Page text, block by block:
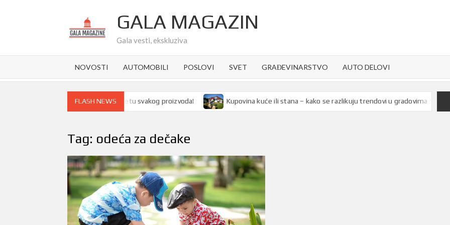
GALA MAGAZIN
Gala vesti, ekskluziva
NOVOSTI AUTOMOBILI POSLOVI SVET GRAĐEVINARSTVO AUTO DELOVI
FLASH NEWS
ambalaže pravi razliku u kvalitetu svakog proizvoda! Kupovina kuće ili stana – kako se razlikuju trendovi u gradovima Srbije
Tag: odeća za dečake